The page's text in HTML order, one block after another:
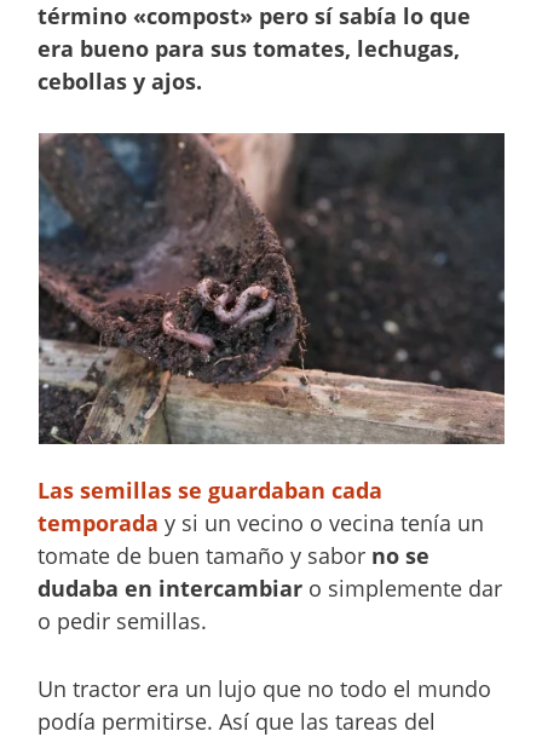
término «compost» pero sí sabía lo que
era bueno para sus tomates, lechugas,
cebollas y ajos.
Las semillas se guardaban cada
temporada y si un vecino o vecina tenía un
tomate de buen tamaño y sabor no se
dudaba en intercambiar o simplemente dar
o pedir semillas.
Un tractor era un lujo que no todo el mundo
podía permitirse. Así que las tareas del